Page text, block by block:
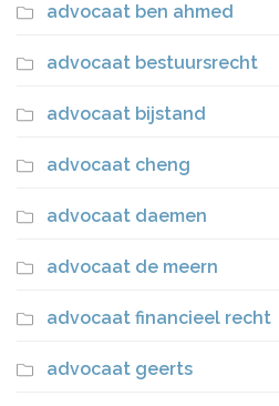
advocaat ben ahmed
advocaat bestuursrecht
advocaat bijstand
advocaat cheng
advocaat daemen
advocaat de meern
advocaat financieel recht
advocaat geerts